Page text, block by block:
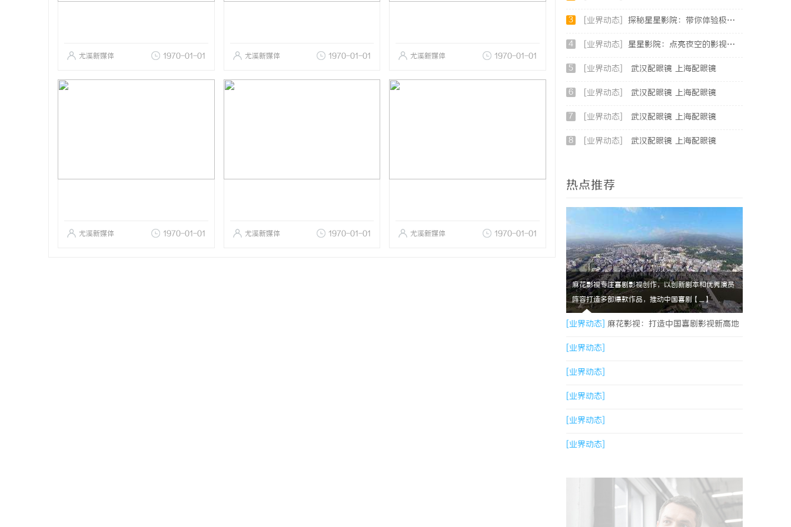
尤溪新媒体 1970-01-01 尤溪新媒体 1970-01-01 尤溪新媒体 1970-01-01
尤溪新媒体 1970-01-01 尤溪新媒体 1970-01-01 尤溪新媒体 1970-01-01
3 [业界动态] 探秘星星影院：带你体验极致观影享受的独特空间
4 [业界动态] 星星影院：点亮夜空的影视艺术殿堂
5 [业界动态] 武汉配眼镜 上海配眼镜
6 [业界动态] 武汉配眼镜 上海配眼镜
7 [业界动态] 武汉配眼镜 上海配眼镜
8 [业界动态] 武汉配眼镜 上海配眼镜
热点推荐
麻花影视专注喜剧影视创作，以创新剧本和优秀演员
阵容打造多部爆款作品，推动中国喜剧【....】
[业界动态] 麻花影视：打造中国喜剧影视新高地
的创新典范
[业界动态]
[业界动态]
[业界动态]
[业界动态]
[业界动态]